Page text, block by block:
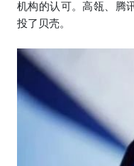
机构的认可。高瓴、腾
投了贝壳。